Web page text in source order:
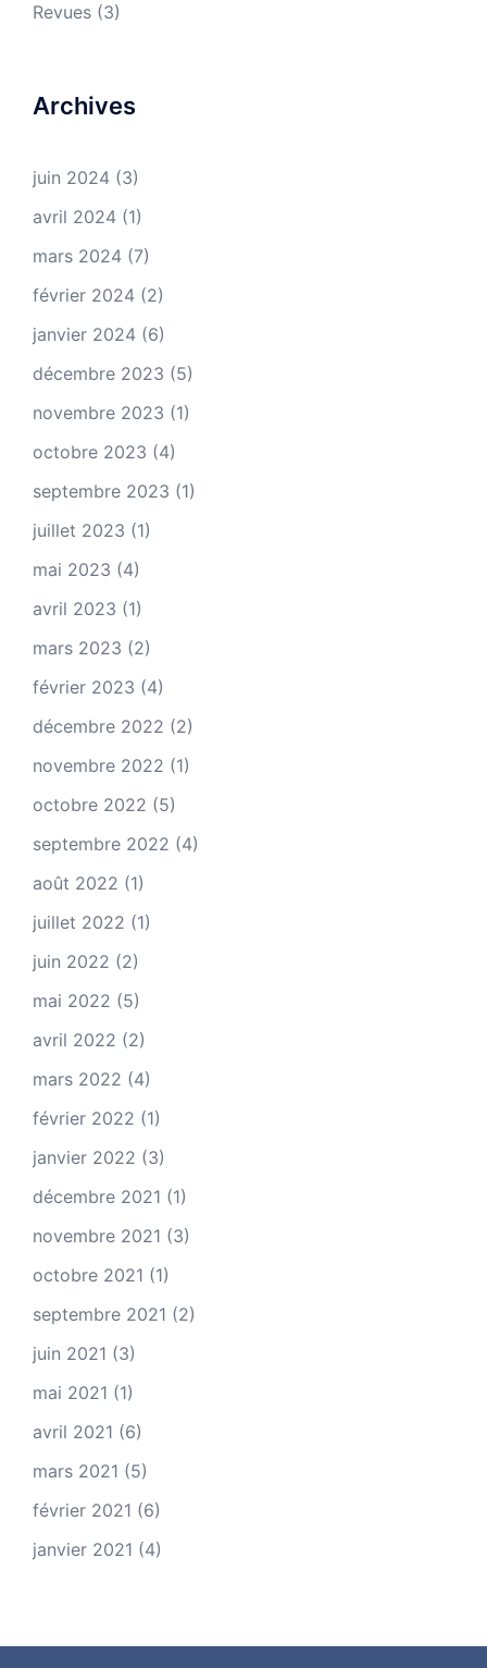
Revues (3)
Archives
juin 2024 (3)
avril 2024 (1)
mars 2024 (7)
février 2024 (2)
janvier 2024 (6)
décembre 2023 (5)
novembre 2023 (1)
octobre 2023 (4)
septembre 2023 (1)
juillet 2023 (1)
mai 2023 (4)
avril 2023 (1)
mars 2023 (2)
février 2023 (4)
décembre 2022 (2)
novembre 2022 (1)
octobre 2022 (5)
septembre 2022 (4)
août 2022 (1)
juillet 2022 (1)
juin 2022 (2)
mai 2022 (5)
avril 2022 (2)
mars 2022 (4)
février 2022 (1)
janvier 2022 (3)
décembre 2021 (1)
novembre 2021 (3)
octobre 2021 (1)
septembre 2021 (2)
juin 2021 (3)
mai 2021 (1)
avril 2021 (6)
mars 2021 (5)
février 2021 (6)
janvier 2021 (4)